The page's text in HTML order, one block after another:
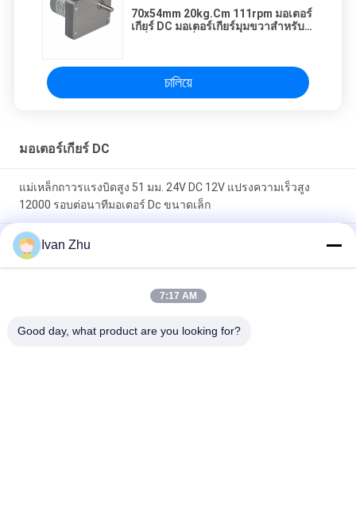
70x54mm 20kg.Cm 111rpm มอเตอร์
เกียร์ DC มอเตอร์เกียร์มุมขวาสำหรับ
চালিয়ে
มอเตอร์เกียร์ DC
แม่เหล็กถาวรแรงบิดสูง 51 มม. 24V DC 12V แปรงความเร็วสูง
12000 รอบต่อนาทีมอเตอร์ Dc ขนาดเล็ก
มอเตอร์เกียร์ 1N.M 24VDC มอเตอร์เกียร์หนอน 46 มม. สำหรับ
เครื่องจักรทางการแพทย์
370 46mm 6V 24V 12v มอเตอร์แรงบิดสูง ROHS 123rpm ที่แนบ
Ivan Zhu
7:17 AM
Good day, what product are you looking for?